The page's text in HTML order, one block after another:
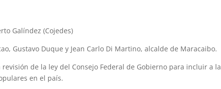
Galíndez (Cojedes)
Gustavo Duque y Jean Carlo Di Martino, alcalde de Maracaibo.
de la ley del Consejo Federal de Gobierno para incluir a
en el país.